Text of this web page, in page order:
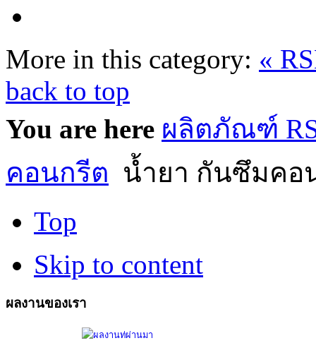
More in this category: «
back to top
You are here ผลิตภัณฑ์
คอนกรีต น้ำยา กันซึมคอ
Top
Skip to content
ผลงานของเรา